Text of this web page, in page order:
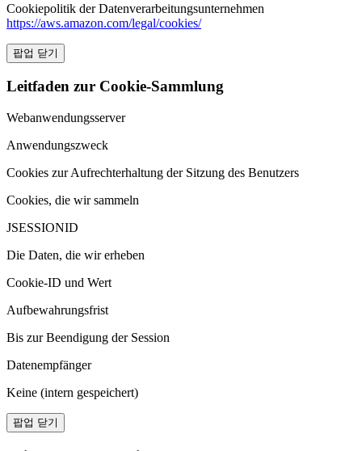
Cookiepolitik der Datenverarbeitungsunternehmen
https://aws.amazon.com/legal/cookies/
팝업 닫기
Leitfaden zur Cookie-Sammlung
Webanwendungsserver
Anwendungszweck
Cookies zur Aufrechterhaltung der Sitzung des Benutzers
Cookies, die wir sammeln
JSESSIONID
Die Daten, die wir erheben
Cookie-ID und Wert
Aufbewahrungsfrist
Bis zur Beendigung der Session
Datenempfänger
Keine (intern gespeichert)
팝업 닫기